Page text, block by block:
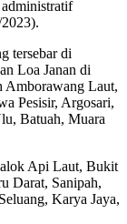
tersebar di
Loa Janan di
Amborawang Laut,
Pesisir, Argosari,
Batuah, Muara
Api Laut, Bukit
Darat, Sanipah,
Karya Jaya,